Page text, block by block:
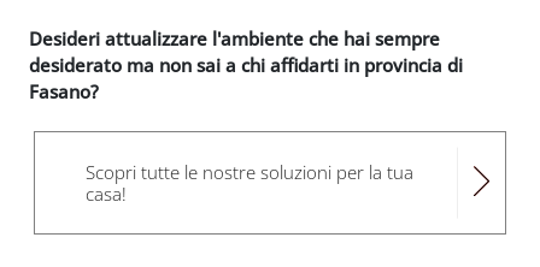
Desideri attualizzare l'ambiente che hai sempre
desiderato ma non sai a chi affidarti in provincia di
Fasano?
Scopri tutte le nostre soluzioni per la tua
casa!